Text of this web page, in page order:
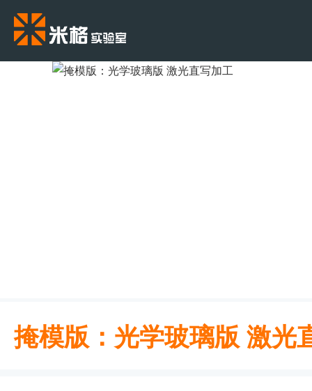
掩模版：光学玻璃版 激光